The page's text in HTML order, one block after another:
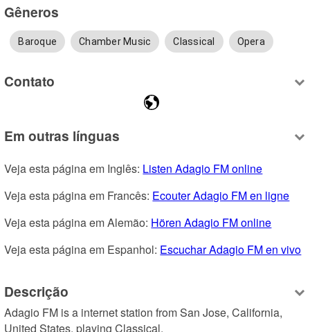
Gêneros
Baroque Chamber Music Classical Opera
Contato
Em outras línguas
Veja esta página em Inglês: Listen Adagio FM online
Veja esta página em Francês: Ecouter Adagio FM en ligne
Veja esta página em Alemão: Hören Adagio FM online
Veja esta página em Espanhol: Escuchar Adagio FM en vivo
Descrição
Adagio FM is a internet station from San Jose, California,
United States, playing Classical.